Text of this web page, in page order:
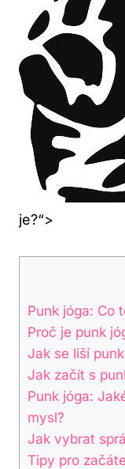
je?“>
Punk​ jóga: Co⁣
Proč ​je punk
Jak ‍se ​liší
Jak začít s
Punk jóga:
mysl?
Jak vybrat
Tipy pro